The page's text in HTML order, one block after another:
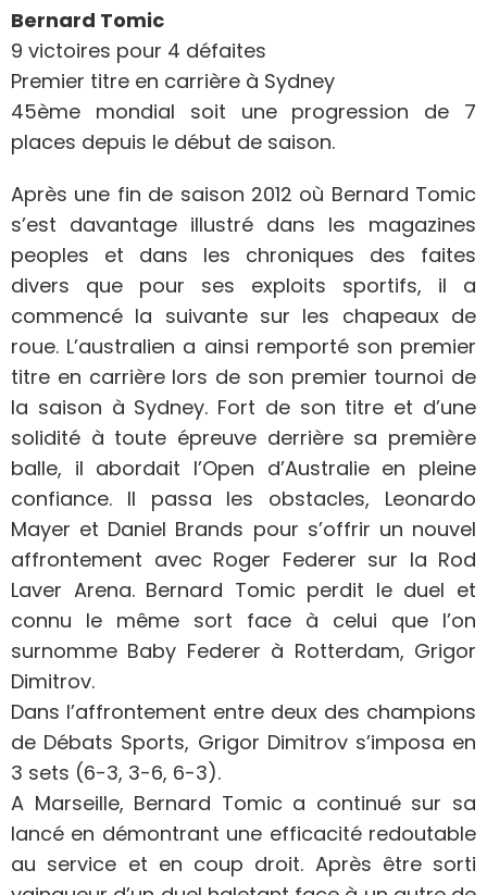
Bernard Tomic
9 victoires pour 4 défaites
Premier titre en carrière à Sydney
45ème mondial soit une progression de 7
places depuis le début de saison.
Après une fin de saison 2012 où Bernard Tomic
s’est davantage illustré dans les magazines
peoples et dans les chroniques des faites
divers que pour ses exploits sportifs, il a
commencé la suivante sur les chapeaux de
roue. L’australien a ainsi remporté son premier
titre en carrière lors de son premier tournoi de
la saison à Sydney. Fort de son titre et d’une
solidité à toute épreuve derrière sa première
balle, il abordait l’Open d’Australie en pleine
confiance. Il passa les obstacles, Leonardo
Mayer et Daniel Brands pour s’offrir un nouvel
affrontement avec Roger Federer sur la Rod
Laver Arena. Bernard Tomic perdit le duel et
connu le même sort face à celui que l’on
surnomme Baby Federer à Rotterdam, Grigor
Dimitrov.
Dans l’affrontement entre deux des champions
de Débats Sports, Grigor Dimitrov s’imposa en
3 sets (6-3, 3-6, 6-3).
A Marseille, Bernard Tomic a continué sur sa
lancé en démontrant une efficacité redoutable
au service et en coup droit. Après être sorti